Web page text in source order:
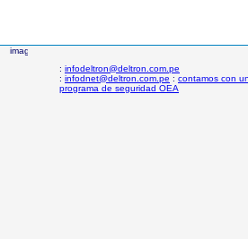
: infodeltron@deltron.com.pe
: infodnet@deltron.com.pe : contamos con
programa de seguridad OEA